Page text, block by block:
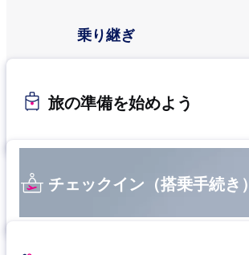
乗り継ぎ
旅の準備を始めよう
チェックイン（搭乗手続き）